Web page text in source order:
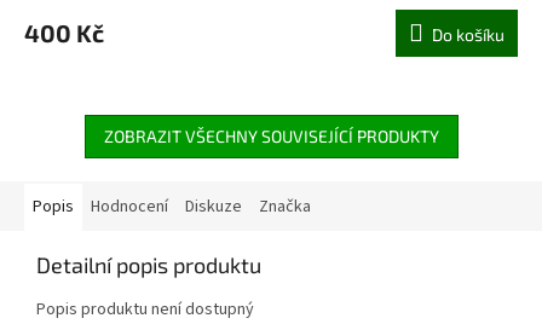
400 Kč Do košíku
ZOBRAZIT VŠECHNY SOUVISEJÍCÍ PRODUKTY
Popis Hodnocení Diskuze Značka
Detailní popis produktu
Popis produktu není dostupný